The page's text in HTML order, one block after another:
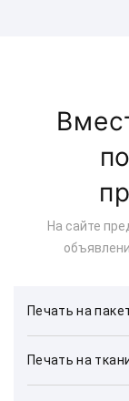
На сайте
Печать на
Печать на